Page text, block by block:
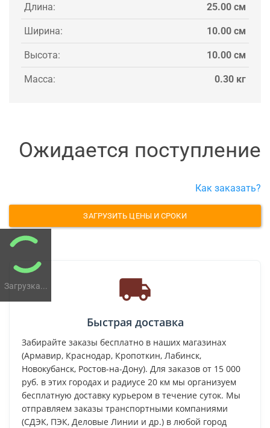
Загрузка...
Длина: 25.00 см
Ширина: 10.00 см
Высота: 10.00 см
Масса: 0.30 кг
Ожидается поступление
Как заказать?
ЗАГРУЗИТЬ ЦЕНЫ И СРОКИ
Быстрая доставка
Забирайте заказы бесплатно в наших магазинах
(Армавир, Краснодар, Кропоткин, Лабинск,
Новокубанск, Ростов-на-Дону). Для заказов от 15 000
руб. в этих городах и радиусе 20 км мы организуем
бесплатную доставку курьером в течение суток. Мы
отправляем заказы транспортными компаниями
(СДЭК, ПЭК, Деловые Линии и др.) в любой город